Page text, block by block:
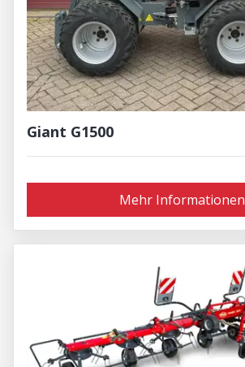
Giant G1500
Mehr Informationen